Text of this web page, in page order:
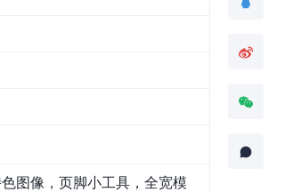
图像，页脚小工具，全宽模